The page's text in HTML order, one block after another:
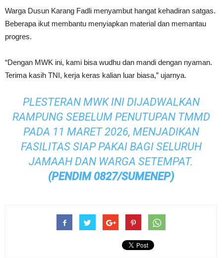
Warga Dusun Karang Fadli menyambut hangat kehadiran satgas.
Beberapa ikut membantu menyiapkan material dan memantau
progres.
“Dengan MWK ini, kami bisa wudhu dan mandi dengan nyaman.
Terima kasih TNI, kerja keras kalian luar biasa,” ujarnya.
PLESTERAN MWK INI DIJADWALKAN
RAMPUNG SEBELUM PENUTUPAN TMMD
PADA 11 MARET 2026, MENJADIKAN
FASILITAS SIAP PAKAI BAGI SELURUH
JAMAAH DAN WARGA SETEMPAT.
(PENDIM 0827/SUMENEP)